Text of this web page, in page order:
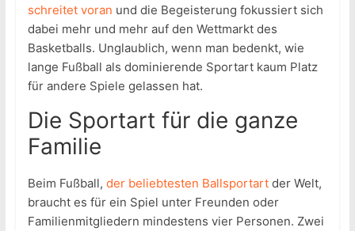
schreitet voran und die Begeisterung fokussiert sich
dabei mehr und mehr auf den Wettmarkt des
Basketballs. Unglaublich, wenn man bedenkt, wie
lange Fußball als dominierende Sportart kaum Platz
für andere Spiele gelassen hat.
Die Sportart für die ganze
Familie
Beim Fußball, der beliebtesten Ballsportartder Welt,
braucht es für ein Spiel unter Freunden oder
Familienmitgliedern mindestens vier Personen. Zwei